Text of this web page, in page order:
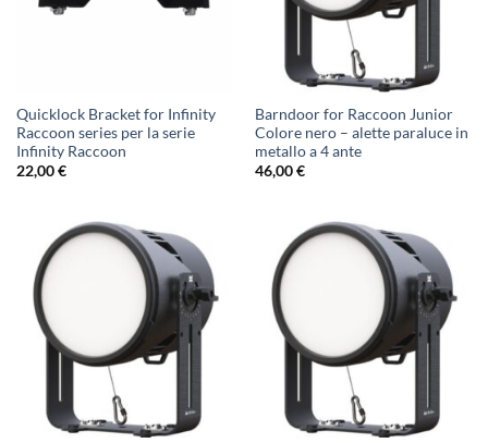
Quicklock Bracket for Infinity
Raccoon series per la serie
Infinity Raccoon
22,00€
Barndoor for Raccoon Junior
Colore nero – alette paraluce in
metallo a 4 ante
46,00€